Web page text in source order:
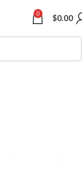
0 $0.00